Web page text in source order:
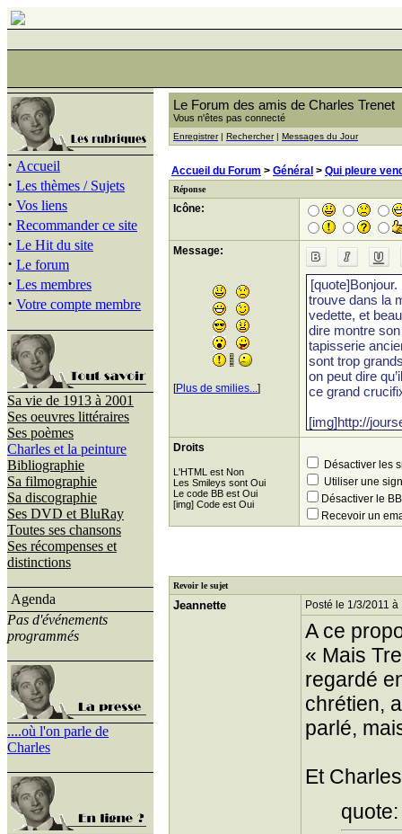
· Accueil
· Les thèmes / Sujets
· Vos liens
· Recommander ce site
· Le Hit du site
· Le forum
· Les membres
· Votre compte membre
Sa vie de 1913 à 2001
Ses oeuvres littéraires
Ses poèmes
Charles et la peinture
Bibliographie
Sa filmographie
Sa discographie
Ses DVD et BluRay
Toutes ses chansons
Ses récompenses et
distinctions
Agenda
Pas d'événements
programmés
....où l'on parle de
Charles
Le Forum des amis de Charles Trenet
Vous n'êtes pas connecté
Enregistrer| Rechercher| Messages du Jour
Accueil du Forum > Général > Qui pleure
Réponse
Icône:
Message:
[Plus de smilies...]
Droits
L'HTML est Non
Les Smileys sont Oui
Le code BB est Oui
[img] Code est Oui
Désactiver les
Utiliser une
Désactiver le
Recevoir un
Revoir le sujet
Jeannette Posté le 1/3/2011 à
A ce
« Mais
regardé
chrétien,
parlé,
Et
quote: